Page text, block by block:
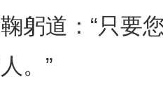
道：“只要您
。”